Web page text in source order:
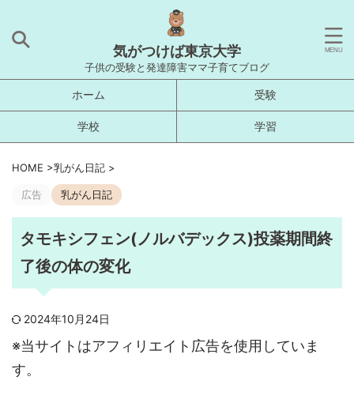
気がつけば東京大学
子供の受験と発達障害ママ子育てブログ
ホーム 受験
学校 学習
HOME >乳がん日記 >
広告 乳がん日記
タモキシフェン(ノルバデックス)投薬期間終
了後の体の変化
2024年10月24日
※当サイトはアフィリエイト広告を使用していま
す。